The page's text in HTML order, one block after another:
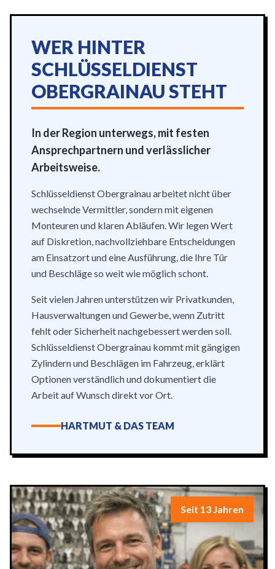
WER HINTER
SCHLÜSSELDIENST
OBERGRAINAU STEHT
In der Region unterwegs, mit festen
Ansprechpartnern und verlässlicher
Arbeitsweise.
Schlüsseldienst Obergrainau arbeitet nicht über
wechselnde Vermittler, sondern mit eigenen
Monteuren und klaren Abläufen. Wir legen Wert
auf Diskretion, nachvollziehbare Entscheidungen
am Einsatzort und eine Ausführung, die Ihre Tür
und Beschläge so weit wie möglich schont.
Seit vielen Jahren unterstützen wir Privatkunden,
Hausverwaltungen und Gewerbe, wenn Zutritt
fehlt oder Sicherheit nachgebessert werden soll.
Schlüsseldienst Obergrainau kommt mit gängigen
Zylindern und Beschlägen im Fahrzeug, erklärt
Optionen verständlich und dokumentiert die
Arbeit auf Wunsch direkt vor Ort.
HARTMUT & DAS TEAM
Seit 13 Jahren